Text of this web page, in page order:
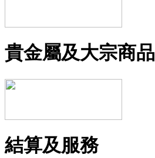
貴金屬及大宗商品
結算及服務